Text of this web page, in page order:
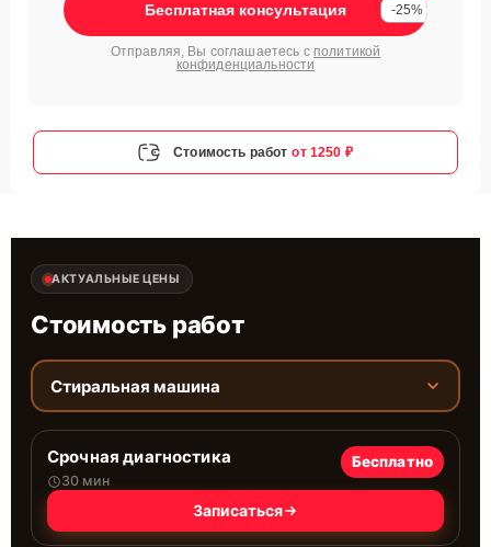
Бесплатная консультация -25%
Отправляя, Вы соглашаетесь с политикой
конфиденциальности
Стоимость работ от 1250 ₽
АКТУАЛЬНЫЕ ЦЕНЫ
Стоимость работ
Стиральная машина
Срочная диагностика
30 мин
Бесплатно
Записаться